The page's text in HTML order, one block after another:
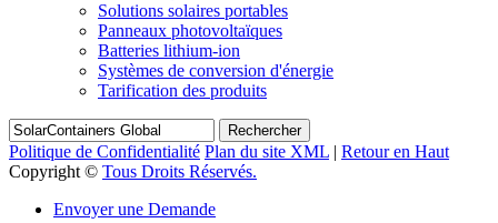
Solutions solaires portables
Panneaux photovoltaïques
Batteries lithium-ion
Systèmes de conversion d'énergie
Tarification des produits
Rechercher
Politique de Confidentialité Plan du site XML | Retour en Haut
Copyright © Tous Droits Réservés.
Envoyer une Demande